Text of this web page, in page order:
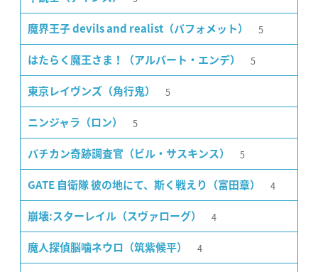
魔界王子 devils and realist（バフォメット） 5
はたらく魔王さま！（アルバート・エンデ） 5
東京レイヴンズ（角行鬼） 5
ニンジャラ（ロン） 5
バチカン奇跡調査官（ビル・サスキンス） 5
GATE 自衛隊 彼の地にて、斯く戦えり（富田章） 4
崩壊:スターレイル（スヴァローグ） 4
魔人探偵脳噛ネウロ（筑紫候平） 4